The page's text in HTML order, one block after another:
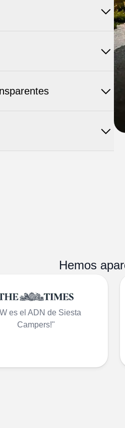
Hemos
es el ADN de Siesta
Campers!"